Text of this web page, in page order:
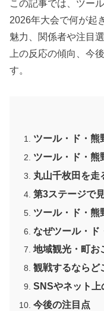
この記事では、ツー
2026年大会で何が起
魅力、関係者や注目
上の反応の傾向、今
す。
ツール・ド・熊
ツール・ド・熊
丸山千枚田を走
第3ステージで
ツール・ド・熊
なぜツール・ド
地域観光・町お
観戦するならど
SNSやネット上
今後の注目点